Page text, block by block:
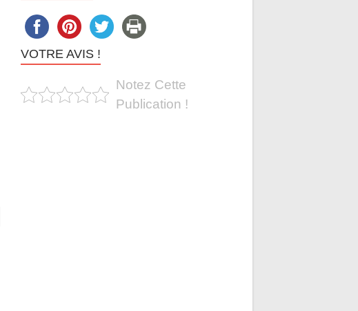
VOTRE AVIS !
Notez Cette
Publication !